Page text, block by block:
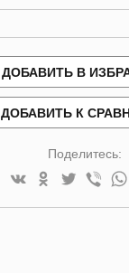
ДОБАВИТЬ В
ДОБАВИТЬ К
Поделитесь: